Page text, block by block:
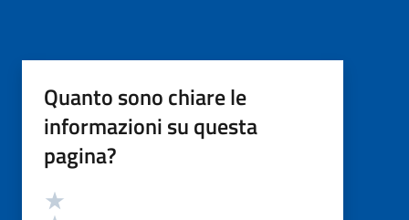
Quanto sono chiare le
informazioni su questa
pagina?
Valutazione